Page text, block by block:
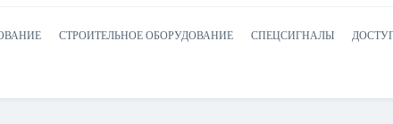
СТРОИТЕЛЬНОЕ ОБОРУДОВАНИЕ СПЕЦСИГНАЛЫ